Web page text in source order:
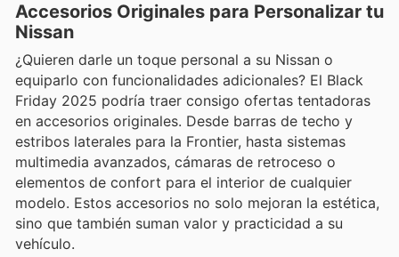
Accesorios Originales para Personalizar tu
Nissan
¿Quieren darle un toque personal a su Nissan o
equiparlo con funcionalidades adicionales? El Black
Friday 2025 podría traer consigo ofertas tentadoras
en accesorios originales. Desde barras de techo y
estribos laterales para la Frontier, hasta sistemas
multimedia avanzados, cámaras de retroceso o
elementos de confort para el interior de cualquier
modelo. Estos accesorios no solo mejoran la estética,
sino que también suman valor y practicidad a su
vehículo.